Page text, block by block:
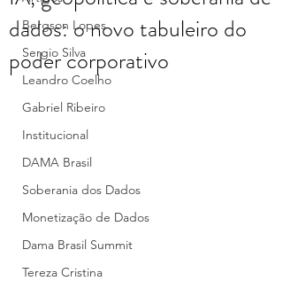
Bergson Lopes
Sergio Silva
Leandro Coelho
Gabriel Ribeiro
Institucional
DAMA Brasil
Soberania dos Dados
Monetização de Dados
Dama Brasil Summit
Tereza Cristina
dados: o novo tabuleiro do
poder corporativo